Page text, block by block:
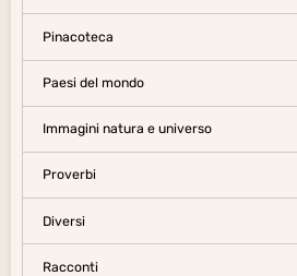
Pinacoteca
Paesi del mondo
Immagini natura e universo
Proverbi
Diversi
Racconti